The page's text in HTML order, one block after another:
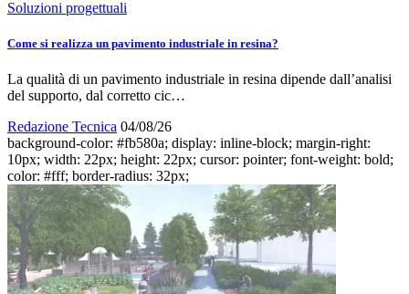
Soluzioni progettuali
Come si realizza un pavimento industriale in resina?
La qualità di un pavimento industriale in resina dipende dall’analisi
del supporto, dal corretto cic…
Redazione Tecnica 04/08/26
background-color: #fb580a; display: inline-block; margin-right:
10px; width: 22px; height: 22px; cursor: pointer; font-weight: bold;
color: #fff; border-radius: 32px;